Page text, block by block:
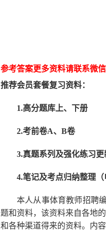
参考答案更多资料请联系微信
推荐会员套餐复习资料：
1.高分题库上、下册
2.考前卷A、B卷
3.真题系列及强化练习更
4.笔记及考点归纳整理（
本人从事体育教师招聘
题和资料，该资料来自各地的
和各种渠道得来的资料。内